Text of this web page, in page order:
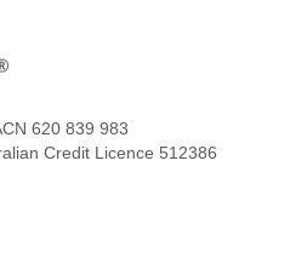
620 839 983
Credit Licence 512386